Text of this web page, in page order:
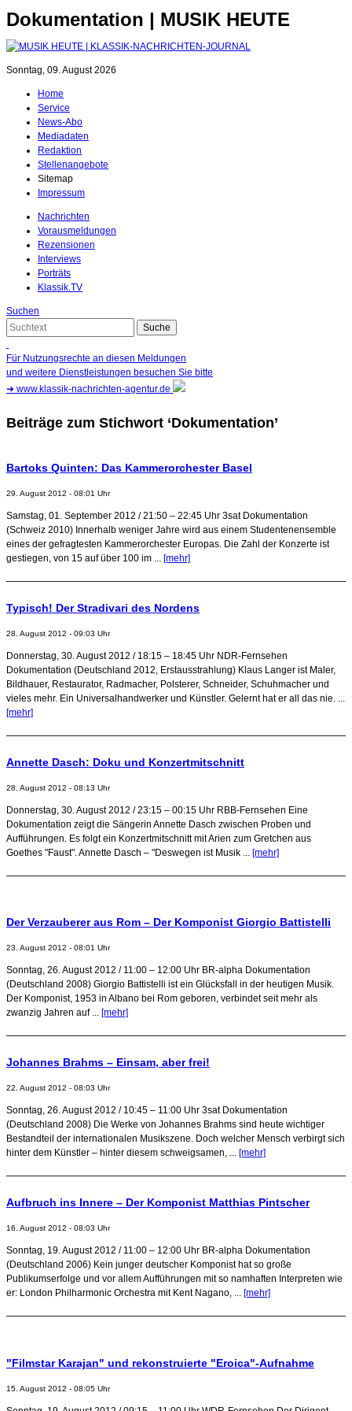
Dokumentation | MUSIK HEUTE
Sonntag, 09. August 2026
Home
Service
News-Abo
Mediadaten
Redaktion
Stellenangebote
Sitemap
Impressum
Nachrichten
Vorausmeldungen
Rezensionen
Interviews
Porträts
Klassik.TV
Suchen
Für Nutzungsrechte an diesen Meldungen
und weitere Dienstleistungen besuchen Sie bitte
➜ www.klassik-nachrichten-agentur.de
Beiträge zum Stichwort ‘Dokumentation’
Bartoks Quinten: Das Kammerorchester Basel
29. August 2012 - 08:01 Uhr
Samstag, 01. September 2012 / 21:50 – 22:45 Uhr 3sat Dokumentation
(Schweiz 2010) Innerhalb weniger Jahre wird aus einem Studentenensemble
eines der gefragtesten Kammerorchester Europas. Die Zahl der Konzerte ist
gestiegen, von 15 auf über 100 im ... [mehr]
Typisch! Der Stradivari des Nordens
28. August 2012 - 09:03 Uhr
Donnerstag, 30. August 2012 / 18:15 – 18:45 Uhr NDR-Fernsehen
Dokumentation (Deutschland 2012, Erstausstrahlung) Klaus Langer ist Maler,
Bildhauer, Restaurator, Radmacher, Polsterer, Schneider, Schuhmacher und
vieles mehr. Ein Universalhandwerker und Künstler. Gelernt hat er all das nie. ...
[mehr]
Annette Dasch: Doku und Konzertmitschnitt
28. August 2012 - 08:13 Uhr
Donnerstag, 30. August 2012 / 23:15 – 00:15 Uhr RBB-Fernsehen Eine
Dokumentation zeigt die Sängerin Annette Dasch zwischen Proben und
Aufführungen. Es folgt ein Konzertmitschnitt mit Arien zum Gretchen aus
Goethes "Faust". Annette Dasch – "Deswegen ist Musik ... [mehr]
Der Verzauberer aus Rom – Der Komponist Giorgio Battistelli
23. August 2012 - 08:01 Uhr
Sonntag, 26. August 2012 / 11:00 – 12:00 Uhr BR-alpha Dokumentation
(Deutschland 2008) Giorgio Battistelli ist ein Glücksfall in der heutigen Musik.
Der Komponist, 1953 in Albano bei Rom geboren, verbindet seit mehr als
zwanzig Jahren auf ... [mehr]
Johannes Brahms – Einsam, aber frei!
22. August 2012 - 08:03 Uhr
Sonntag, 26. August 2012 / 10:45 – 11:00 Uhr 3sat Dokumentation
(Deutschland 2008) Die Werke von Johannes Brahms sind heute wichtiger
Bestandteil der internationalen Musikszene. Doch welcher Mensch verbirgt sich
hinter dem Künstler – hinter diesem schweigsamen, ... [mehr]
Aufbruch ins Innere – Der Komponist Matthias Pintscher
16. August 2012 - 08:03 Uhr
Sonntag, 19. August 2012 / 11:00 – 12:00 Uhr BR-alpha Dokumentation
(Deutschland 2006) Kein junger deutscher Komponist hat so große
Publikumserfolge und vor allem Aufführungen mit so namhaften Interpreten wie
er: London Philharmonic Orchestra mit Kent Nagano, ... [mehr]
"Filmstar Karajan" und rekonstruierte "Eroica"-Aufnahme
15. August 2012 - 08:05 Uhr